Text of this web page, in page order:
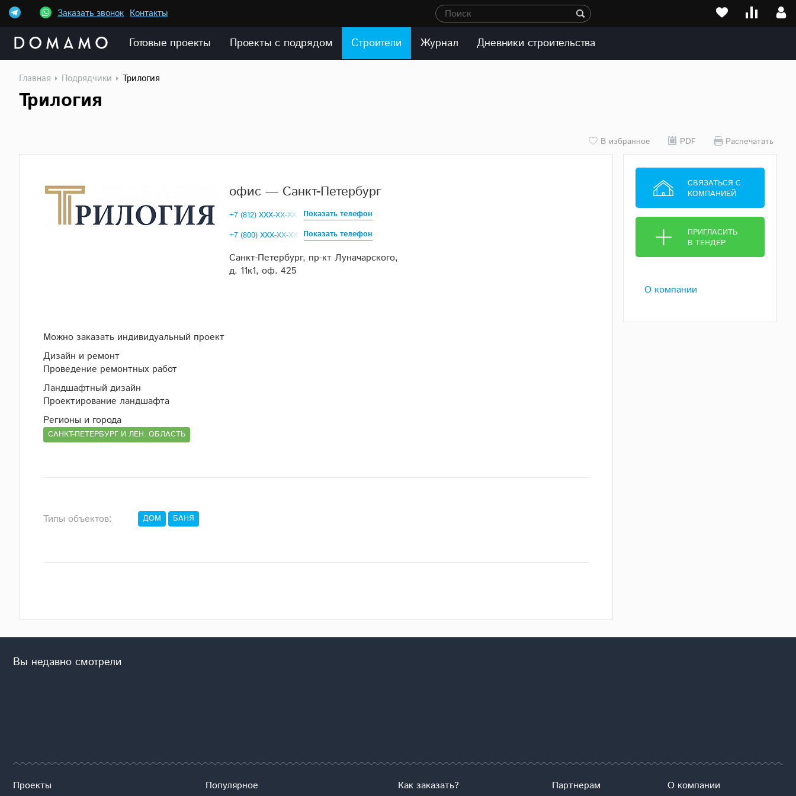
Заказать звонок Контакты Поиск
Готовые проекты Проекты с подрядом Строители Журнал Дневники строительства
Главная Подрядчики Трилогия
Трилогия
В избранное PDF Распечатать
СВЯЗАТЬСЯ С
КОМПАНИЕЙ
ПРИГЛАСИТЬ
В ТЕНДЕР
О компании
офис — Санкт-Петербург
+7 (812) XXX-XX-XX
Показать телефон
+7 (800) XXX-XX-XX Показать телефон
Санкт-Петербург, пр-кт Луначарского,
д. 11к1, оф. 425
Можно заказать индивидуальный проект
Дизайн и ремонт
Проведение ремонтных работ
Ландшафтный дизайн
Проектирование ландшафта
Регионы и города
САНКТ-ПЕТЕРБУРГ И ЛЕН. ОБЛАСТЬ
Типы объектов: ДОМ БАНЯ
Вы недавно смотрели
Проекты
Популярное
Как заказать?
Партнерам
О компании